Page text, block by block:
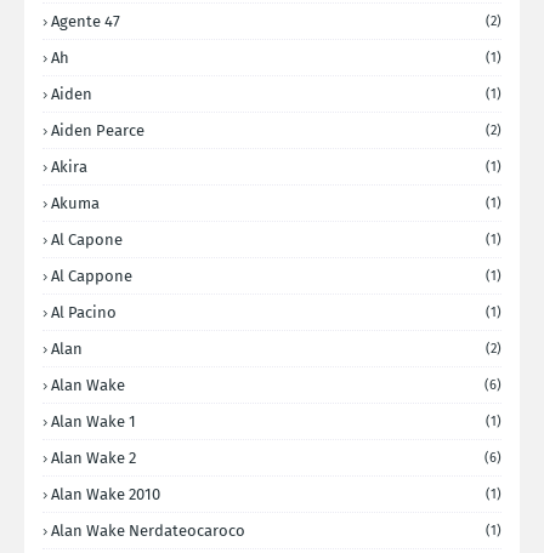
Agente 47 (2)
Ah (1)
Aiden (1)
Aiden Pearce (2)
Akira (1)
Akuma (1)
Al Capone (1)
Al Cappone (1)
Al Pacino (1)
Alan (2)
Alan Wake (6)
Alan Wake 1 (1)
Alan Wake 2 (6)
Alan Wake 2010 (1)
Alan Wake Nerdateocaroco (1)